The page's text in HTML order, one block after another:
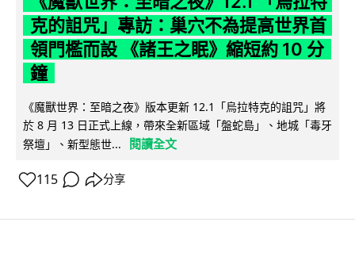
克的詛咒」專訪：巢穴不為提高世界首
領門檻而設 《諸王之眠》縮短約 10 分
鐘
《魔獸世界：至暗之夜》版本更新 12.1「烏拉特克的詛咒」將
於 8 月 13 日正式上線，帶來全新區域「盤蛇島」、地城「毒牙
祭壇」、新型態世...
閱讀全文
115 分享